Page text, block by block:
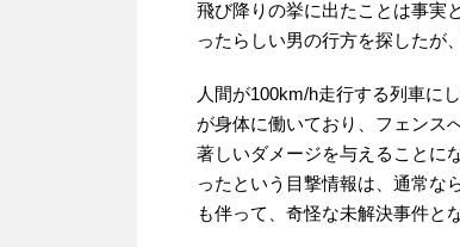
飛び降りの挙に出たことは事実
ったらしい男の行方を探したが
人間が100km/h走行する列車に
が身体に働いており、フェンス
著しいダメージを与えることに
ったという目撃情報は、通常な
も伴って、奇怪な未解決事件と